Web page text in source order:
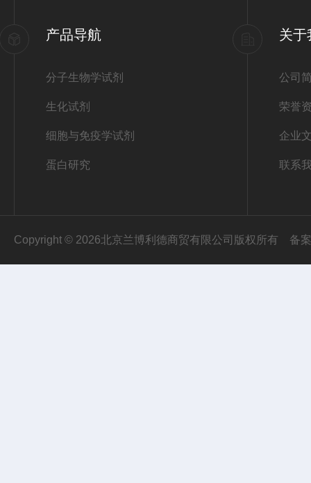
产品导航
分子生物学试剂
生化试剂
细胞与免疫学试剂
蛋白研究
关于
公司
荣誉
企业
联系
Copyright © 2026北京兰博利德商贸有限公司版权所有 备